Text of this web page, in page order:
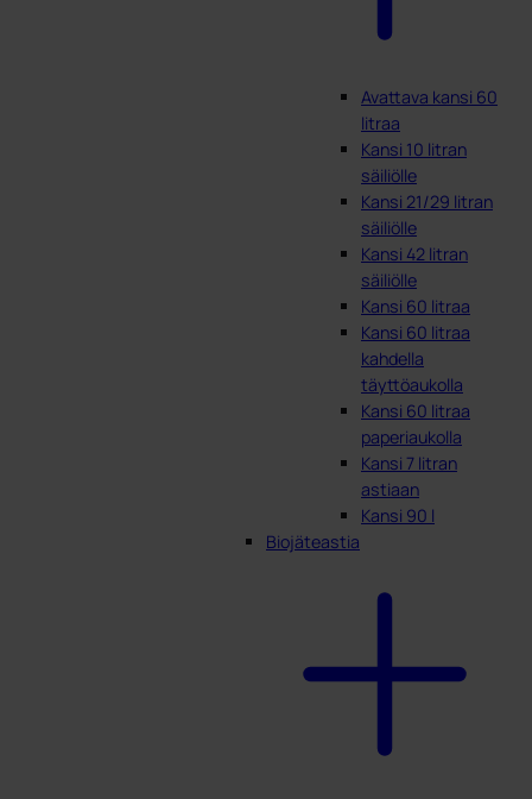
Avattava kansi 60
litraa
Kansi 10 litran
säiliölle
Kansi 21/29 litran
säiliölle
Kansi 42 litran
säiliölle
Kansi 60 litraa
Kansi 60 litraa
kahdella
täyttöaukolla
Kansi 60 litraa
paperiaukolla
Kansi 7 litran
astiaan
Kansi 90 l
Biojäteastia